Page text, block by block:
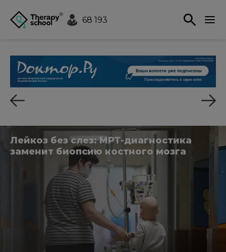
68 193
Лейкоз без слез: МРТ-диагностика
заменит биопсию костного мозга